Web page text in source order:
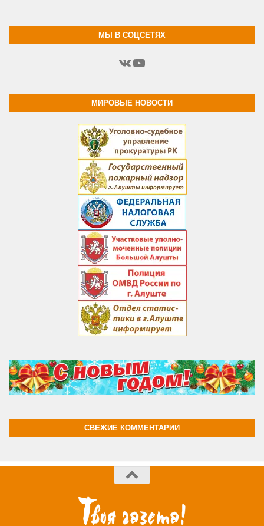
МЫ В СОЦСЕТЯХ
ВКонтакте
YouTube
МИРОВЫЕ НОВОСТИ
СВЕЖИЕ КОММЕНТАРИИ